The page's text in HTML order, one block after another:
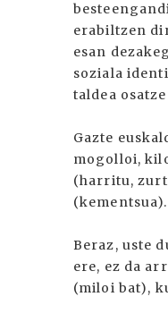
erabiltzen
esan
soziala
taldea
Gazte
mogolloi,
(harritu,
(kementsua).
Beraz, uste
ere, ez da
(miloi bat),